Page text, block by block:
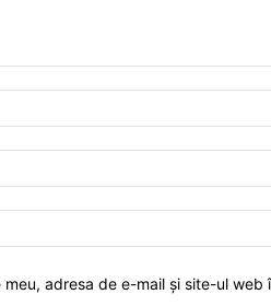
meu, adresa de e-mail și site-ul